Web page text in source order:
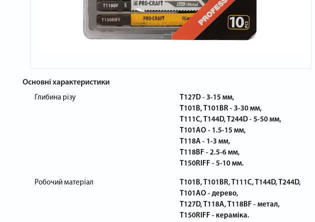
Основні характеристики
Глибина різу
T127D - 3-15 мм,
T101B, T101BR - 3-30 мм,
T111C, T144D, T244D - 5-50 мм,
T101AO - 1.5-15 мм,
T118A - 1-3 мм,
T118BF - 2.5-6 мм,
T150RIFF - 5-10 мм.
Робочий матеріал
T101B, T101BR, T111C, T144D, T244D,
T101AO - дерево,
T127D, T118A, T118BF - метал,
T150RIFF - кераміка.